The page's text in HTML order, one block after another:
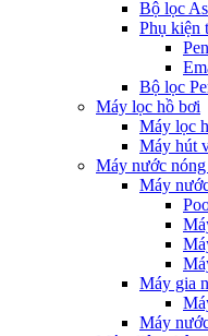
Bộ lọc
Phụ kiện
Bộ lọc
Máy lọc hồ bơi
Máy lọc
Máy hút
Máy nước
Máy
Máy gia
Máy